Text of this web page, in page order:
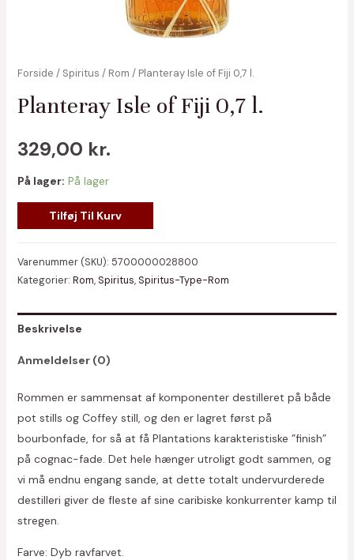
Forside / Spiritus / Rom / Planteray Isle of Fiji 0,7 l.
Planteray Isle of Fiji 0,7 l.
329,00 kr.
På lager: På lager
Planteray
Isle
Fiji
l.
antal
Tilføj Til Kurv
Varenummer (SKU): 5700000028800
Kategorier: Rom, Spiritus, Spiritus-Type-Rom
Beskrivelse
Anmeldelser (0)
Rommen er sammensat af komponenter destilleret på både
pot stills og Coffey still, og den er lagret først på
bourbonfade, for så at få Plantations karakteristiske ”finish”
på cognac-fade. Det hele hænger utroligt godt sammen, og
vi må endnu engang sande, at dette totalt undervurderede
destilleri giver de fleste af sine caribiske konkurrenter kamp til
stregen.
Farve: Dyb ravfarvet.